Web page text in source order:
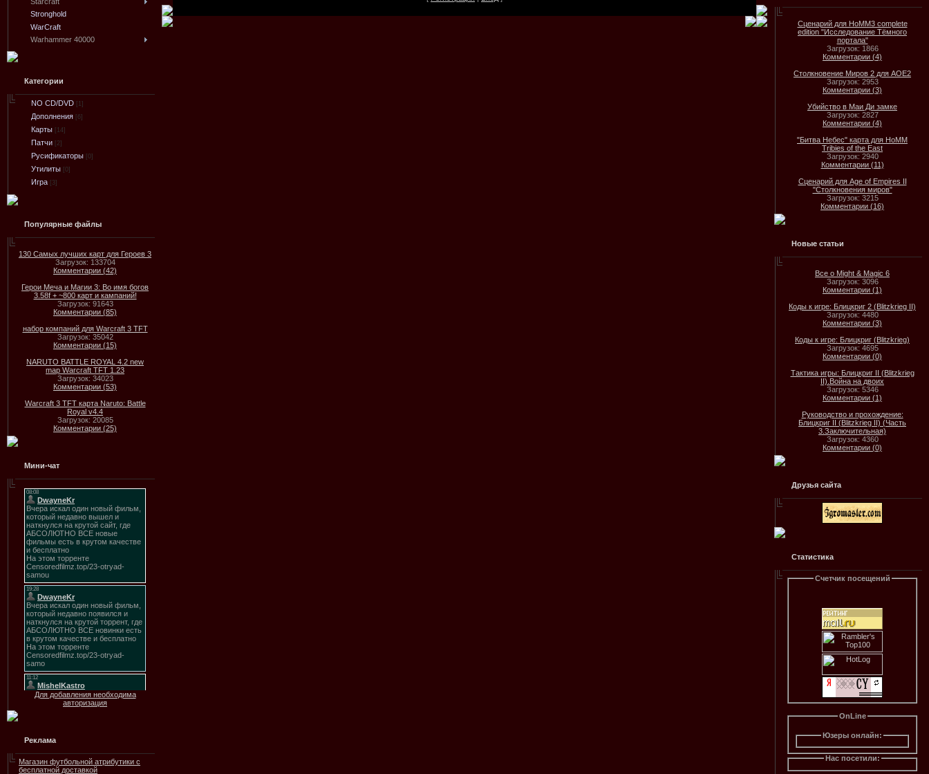
Stronghold
WarCraft
Warhammer 40000
Категории
NO CD/DVD [1]
Дополнения [6]
Карты [14]
Патчи [2]
Русификаторы [0]
Утилиты [0]
Игра [3]
Популярные файлы
130 Самых лучших карт для Героев 3
Загрузок: 133704
Комментарии (42)
Герои Меча и Магии 3: Во имя богов
3.58f + ~800 карт и кампаний!
Загрузок: 91643
Комментарии (85)
набор компаний для Warcraft 3 TFT
Загрузок: 35042
Комментарии (15)
NARUTO BATTLE ROYAL 4.2 new
map Warcraft TFT 1.23
Загрузок: 34023
Комментарии (53)
Warcraft 3 TFT карта Naruto: Battle
Royal v4.4
Загрузок: 20085
Комментарии (25)
Мини-чат
Для добавления необходима
авторизация
Реклама
Магазин футбольной атрибутики с
бесплатной доставкой
Сценарий для HoMM3 complete
edition "Исследование Тёмного
портала"
Загрузок: 1866
Комментарии (4)
Столкновение Миров 2 для AOE2
Загрузок: 2953
Комментарии (3)
Убийство в Маи Ди замке
Загрузок: 2827
Комментарии (4)
"Битва Небес" карта для HoMM
Tribies of the East
Загрузок: 2940
Комментарии (11)
Сценарий для Age of Empires II
"Столкновения миров"
Загрузок: 3215
Комментарии (16)
Новые статьи
Все о Might & Magic 6
Загрузок: 3096
Комментарии (1)
Коды к игре: Блицкриг 2 (Blitzkrieg II)
Загрузок: 4480
Комментарии (3)
Коды к игре: Блицкриг (Blitzkrieg)
Загрузок: 4695
Комментарии (0)
Тактика игры: Блицкриг II (Blitzkrieg
II).Война на двоих
Загрузок: 5346
Комментарии (1)
Руководство и прохождение:
Блицкриг II (Blitzkrieg II) (Часть
3.Заключительная)
Загрузок: 4360
Комментарии (0)
Друзья сайта
Статистика
Счетчик посещений
OnLine
Юзеры онлайн:
Нас посетили: